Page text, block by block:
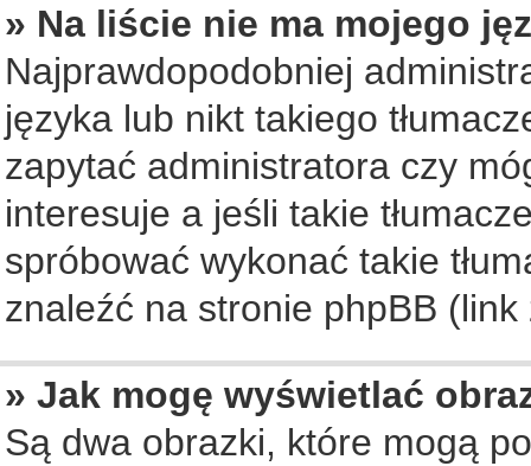
» Na liście nie ma mojego
Najprawdopodobniej
języka lub nikt takiego
zapytać administratora czy
interesuje a jeśli takie
spróbować wykonać takie
znaleźć na stronie phpBB
» Jak mogę wyświetlać
Są dwa obrazki, które mogą